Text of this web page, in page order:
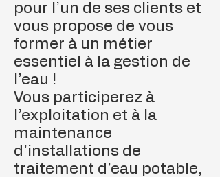
pour l’un de ses clients et
vous propose de vous
former à un métier
essentiel à la gestion de
l’eau !
Vous participerez à
l’exploitation et à la
maintenance
d’installations de
traitement d’eau potable,